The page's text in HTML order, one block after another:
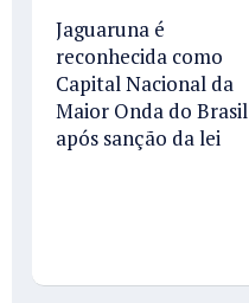
Jaguaruna é
reconhecida como
Capital Nacional da
Maior Onda do Brasil
após sanção da lei